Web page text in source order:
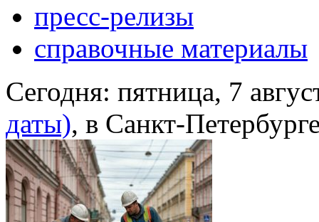
пресс-релизы
справочные материалы
Сегодня: пятница, 7
даты), в Санкт-